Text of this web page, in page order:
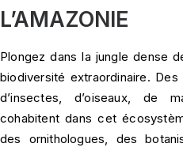
L’AMAZONIE
Plongez dans la jungle dense
biodiversité extraordinaire.
d’insectes, d’oiseaux, de
cohabitent dans cet
des ornithologues, des